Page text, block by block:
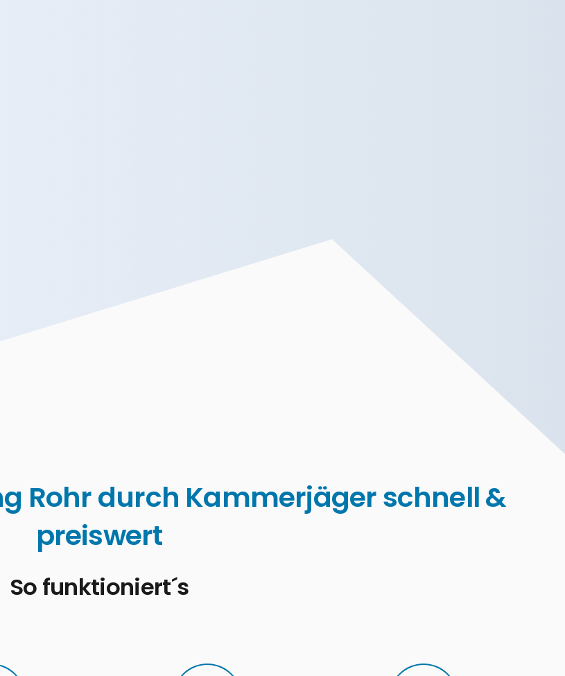
Rohr durch Kammerjäger schnell &
preiswert
So funktioniert´s